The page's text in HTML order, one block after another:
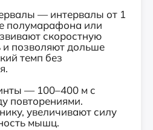
— интервалы от 1
полумарафона или
скоростную
и позволяют дольше
темп без
— 100–400 м с
повторениями.
увеличивают силу
мышц.